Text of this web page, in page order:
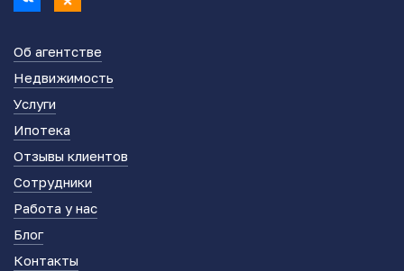
Об агентстве
Недвижимость
Услуги
Ипотека
Отзывы клиентов
Сотрудники
Работа у нас
Блог
Контакты